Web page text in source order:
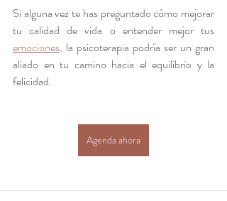
Si alguna vez te has preguntado cómo mejorar
emociones, la psicoterapia podría ser un gran
aliado en tu camino hacia el equilibrio y la
felicidad.
Agenda ahora